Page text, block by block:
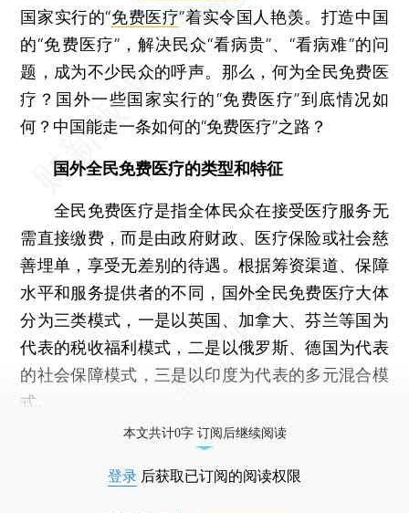
国家实行的“免费医疗”着实令国人艳羡。打造中国
的“免费医疗”，解决民众“看病贵”、“看病难”的问
题，成为不少民众的呼声。那么，何为全民免费医
疗？国外一些国家实行的“免费医疗”到底情况如
何？中国能走一条如何的“免费医疗”之路？
国外全民免费医疗的类型和特征
全民免费医疗是指全体民众在接受医疗服务无
需直接缴费，而是由政府财政、医疗保险或社会慈
善埋单，享受无差别的待遇。根据筹资渠道、保障
水平和服务提供者的不同，国外全民免费医疗大体
分为三类模式，一是以英国、加拿大、芬兰等国为
代表的税收福利模式，二是以俄罗斯、德国为代表
的社会保障模式，三是以印度为代表的多元混合模
式。
本文共计0字 订阅后继续阅读
登录 后获取已订阅的阅读权限